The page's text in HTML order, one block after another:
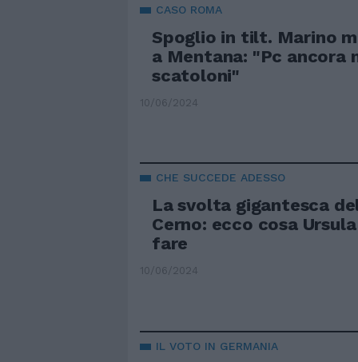
CASO ROMA
Spoglio in tilt. Marino
a Mentana: "Pc ancora
scatoloni"
10/06/2024
CHE SUCCEDE ADESSO
La svolta gigantesca
Cerno: ecco cosa
fare
10/06/2024
IL VOTO IN GERMANIA